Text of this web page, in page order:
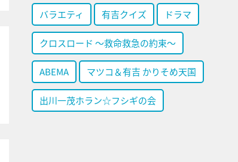
バラエティ 有吉クイズ ドラマ
クロスロード ～救命救急の約束～
ABEMA マツコ＆有吉 かりそめ天国
出川一茂ホラン☆フシギの会